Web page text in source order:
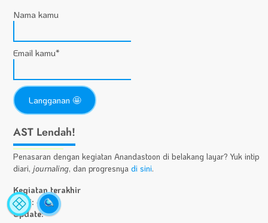
Nama kamu
Email kamu*
AST Lendah!
Penasaran dengan kegiatan Anandastoon di belakang layar? Yuk intip
diari, journaling, dan progresnyadi sini.
Kegiatan terakhir
Diari:-
Update:-
Statistik
Situs